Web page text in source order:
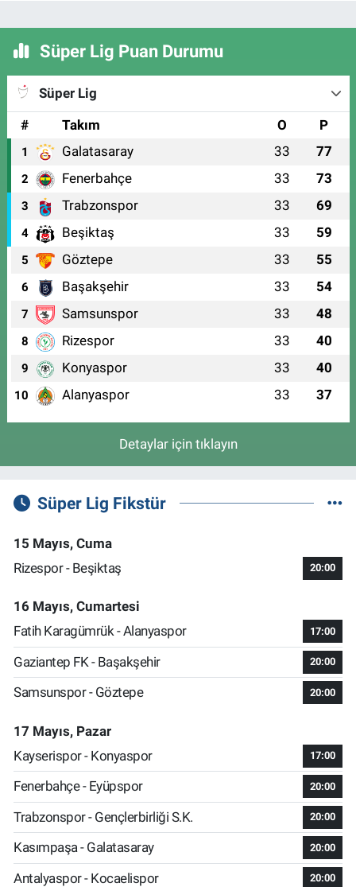
Süper Lig Puan Durumu
Süper Lig
#
Takım O P
1 Galatasaray 33 77
2 Fenerbahçe 33 73
3 Trabzonspor 33 69
4 Beşiktaş 33 59
5 Göztepe 33 55
6 Başakşehir 33 54
7 Samsunspor 33 48
8 Rizespor 33 40
9 Konyaspor 33 40
10 Alanyaspor 33 37
Detaylar için tıklayın
Süper Lig Fikstür
15 Mayıs, Cuma
Rizespor - Beşiktaş
20:00
16 Mayıs, Cumartesi
Fatih Karagümrük - Alanyaspor
17:00
Gaziantep FK - Başakşehir 20:00
Samsunspor - Göztepe 20:00
17 Mayıs, Pazar
Kayserispor - Konyaspor
17:00
Fenerbahçe - Eyüpspor 20:00
Trabzonspor - Gençlerbirliği S.K. 20:00
Kasımpaşa - Galatasaray 20:00
Antalyaspor - Kocaelispor 20:00